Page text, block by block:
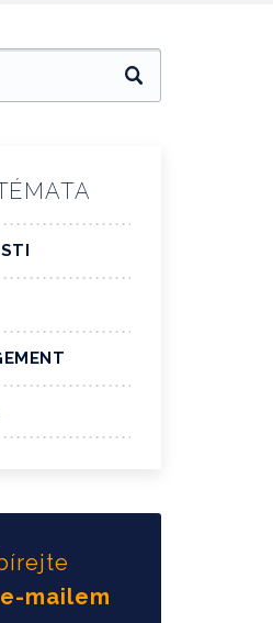
mailem